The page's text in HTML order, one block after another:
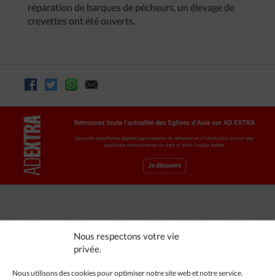
Nous respectons votre vie
privée.
Nous utilisons des cookies pour optimiser notre site web et notre service.
réparation de barques de pécheurs, un élevage de
crevettes ont été ouverts.
A LIRE AUSSI